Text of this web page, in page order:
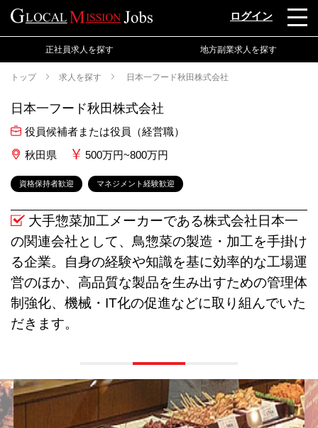
ログイン
正社員求人を探す 地方副業求人を探す
トップ 求人を探す 日本一フード秋田株式会社
日本一フード秋田株式会社
役員候補者または役員（経営職）
秋田県
500万円~800万円
資格保持者歓迎 マネジメント経験歓迎
大手惣菜加工メーカーである株式会社日本一
の関連会社として、鳥惣菜の製造・加工を手掛け
る企業。自身の経験や知識を基に効率的な工場運
営のほか、高品質な製品を生み出すための管理体
制強化、機械・IT化の促進などに取り組んでいた
だきます。